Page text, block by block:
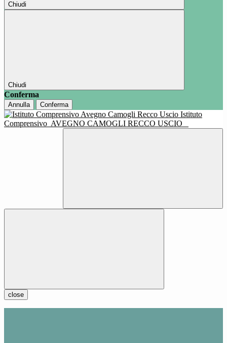
Chiudi
Chiudi
Conferma
Annulla Conferma
Istituto
Comprensivo AVEGNO CAMOGLI RECCO USCIO
close